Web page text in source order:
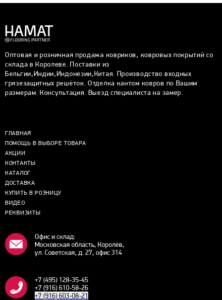
Оптовая и розничная продажа ковриков, ковровых покрытий со
склада в Королеве. Поставки из
Бельгии,Индии,Индонезии,Китая. Производство входных
грязезащитных решёток. Отделка кантом ковров по Вашим
размерам. Консультация. Выезд специалиста на замер.
ГЛАВНАЯ
ПОМОЩЬ В ВЫБОРЕ ТОВАРА
АКЦИИ
КОНТАКТЫ
КАТАЛОГ
ДОСТАВКА
КУПИТЬ В РОЗНИЦУ
ВИДЕО
РЕКВИЗИТЫ
Офис и склад:
Московская область, Королёв,
ул. Советская, д. 27, офис 314
+7 (495) 128-35-45
+7 (916) 610-58-26
+7 (916) 603-08-21